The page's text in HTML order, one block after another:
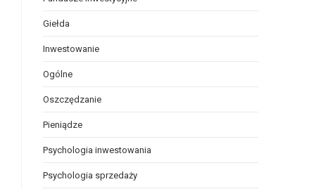
Giełda
Inwestowanie
Ogólne
Oszczędzanie
Pieniądze
Psychologia inwestowania
Psychologia sprzedaży